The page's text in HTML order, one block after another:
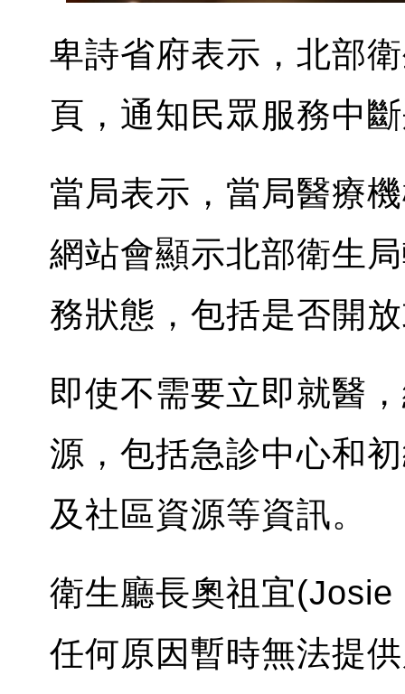
卑詩省府表示，北部
頁，通知民眾服務中
當局表示，當局醫療
網站會顯示北部衛生
務狀態，包括是否開
即使不需要立即就醫
源，包括急診中心和
及社區資源等資訊。
衛生廳長奧祖宜
任何原因暫時無法提